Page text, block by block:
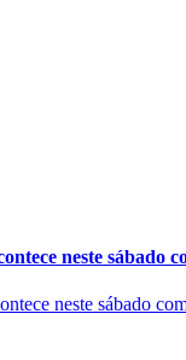
neste sábado